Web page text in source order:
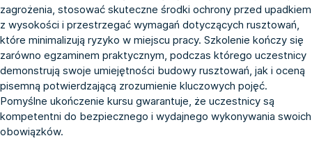
zagrożenia, stosować skuteczne środki ochrony przed upadkiem
z wysokości i przestrzegać wymagań dotyczących rusztowań,
które minimalizują ryzyko w miejscu pracy. Szkolenie kończy się
zarówno egzaminem praktycznym, podczas którego uczestnicy
demonstrują swoje umiejętności budowy rusztowań, jak i oceną
pisemną potwierdzającą zrozumienie kluczowych pojęć.
Pomyślne ukończenie kursu gwarantuje, że uczestnicy są
kompetentni do bezpiecznego i wydajnego wykonywania swoich
obowiązków.